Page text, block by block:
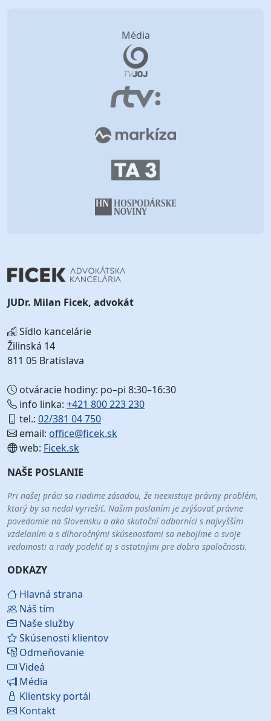
Média
JUDr. Milan Ficek, advokát
Sídlo kancelárie
Žilinská 14
811 05 Bratislava
otváracie hodiny: po–pi 8:30–16:30
info linka: +421 800 223 230
tel.: 02/381 04 750
email: office@ficek.sk
web: Ficek.sk
NAŠE POSLANIE
Pri našej práci sa riadime zásadou, že neexistuje právny problém,
ktorý by sa nedal vyriešiť. Našim poslaním je zvýšovať právne
povedomie na Slovensku a ako skutoční odborníci s najvyšším
vzdelaním a s dlhoročnými skúsenosťami sa nebojíme o svoje
vedomosti a rady podeliť aj s ostatnými pre dobro spoločnosti.
ODKAZY
Hlavná strana
Náš tím
Naše služby
Skúsenosti klientov
Odmeňovanie
Videá
Média
Klientsky portál
Kontakt